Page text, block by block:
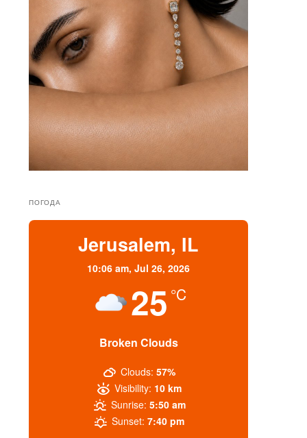
ПОГОДА
Jerusalem, IL
10:06 am,Jul 26, 2026
25 °C
Broken Clouds
Clouds: 57%
Visibility: 10 km
Sunrise: 5:50 am
Sunset: 7:40 pm